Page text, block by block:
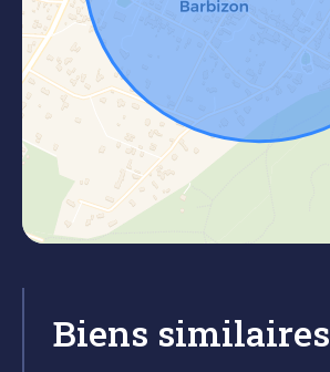
Biens similaires